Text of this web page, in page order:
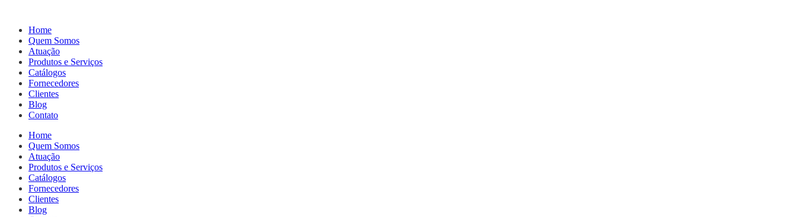
Home
Quem Somos
Atuação
Produtos e Serviços
Catálogos
Fornecedores
Clientes
Blog
Contato
Home
Quem Somos
Atuação
Produtos e Serviços
Catálogos
Fornecedores
Clientes
Blog